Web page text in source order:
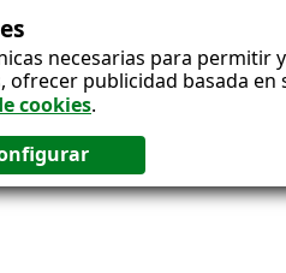
necesarias para
ofrecer publicidad basada
cookies.